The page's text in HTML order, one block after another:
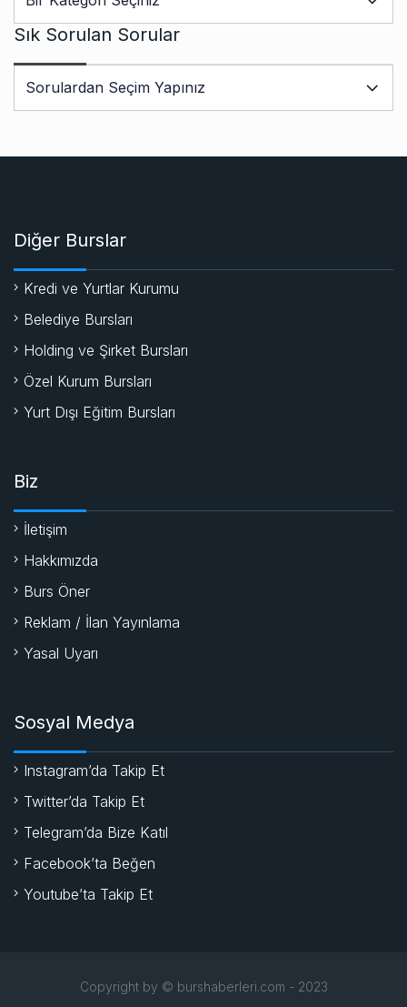
Sık Sorulan Sorular
Diğer Burslar
Kredi ve Yurtlar Kurumu
Belediye Bursları
Holding ve Şirket Bursları
Özel Kurum Bursları
Yurt Dışı Eğitim Bursları
Biz
İletişim
Hakkımızda
Burs Öner
Reklam / İlan Yayınlama
Yasal Uyarı
Sosyal Medya
Instagram’da Takip Et
Twitter’da Takip Et
Telegram’da Bize Katıl
Facebook’ta Beğen
Youtube’ta Takip Et
Copyright by © burshaberleri.com - 2023